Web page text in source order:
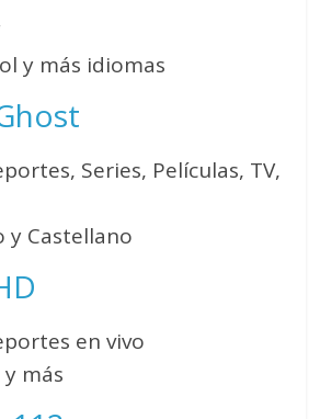
y más idiomas
Series, Películas, TV,
y Castellano
en vivo
y más